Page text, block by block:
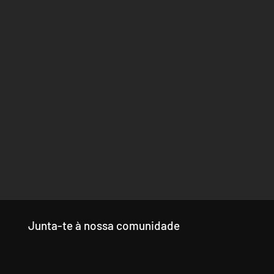
Junta-te à nossa comunidade